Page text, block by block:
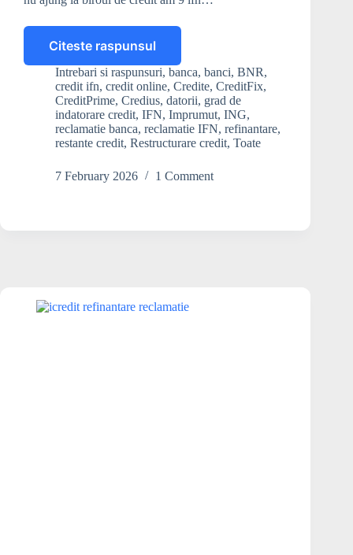
Citeste raspunsul
Ce
pot
să
fac
dacă
am
grad
îndatorare
Intrebari si raspunsuri, banca, banci, BNR,
credit ifn, credit online, Credite, CreditFix,
CreditPrime, Credius, datorii, grad de
indatorare credit, IFN, Imprumut, ING,
reclamatie banca, reclamatie IFN, refinantare,
restante credit, Restructurare credit, Toate
7 February 2026 1 Comment